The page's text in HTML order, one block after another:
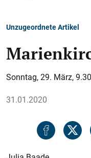
Unzugeordnete Artikel
Sonntag, 29. März,
31.01.2020